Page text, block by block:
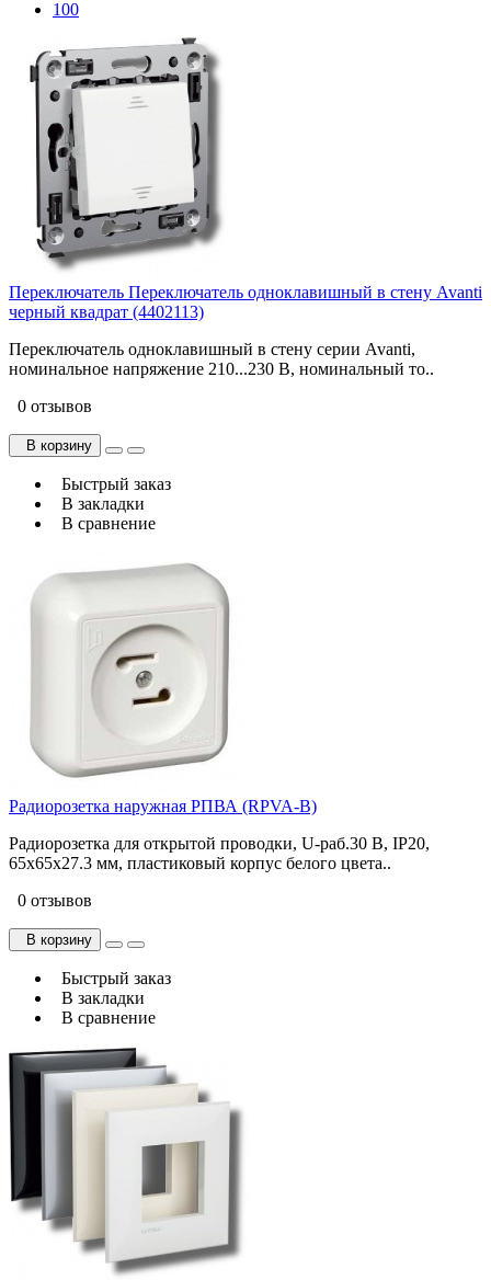
100
Переключатель Переключатель одноклавишный в стену Avanti
черный квадрат (4402113)
Переключатель одноклавишный в стену серии Avanti,
номинальное напряжение 210...230 В, номинальный то..
0 отзывов
В корзину
Быстрый заказ
В закладки
В сравнение
Радиорозетка наружная РПВА (RPVA-B)
Радиорозетка для открытой проводки, U-раб.30 В, IP20,
65х65х27.3 мм, пластиковый корпус белого цвета..
0 отзывов
В корзину
Быстрый заказ
В закладки
В сравнение